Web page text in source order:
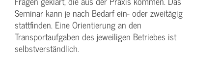
Seminar kann je nach Bedarf ein- oder zweitägig
stattfinden. Eine Orientierung an den
Transportaufgaben des jeweiligen Betriebes ist
selbstverständlich.